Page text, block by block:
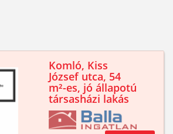
Komló, Kiss
József utca, 54
m²-es, jó állapotú
társasházi lakás